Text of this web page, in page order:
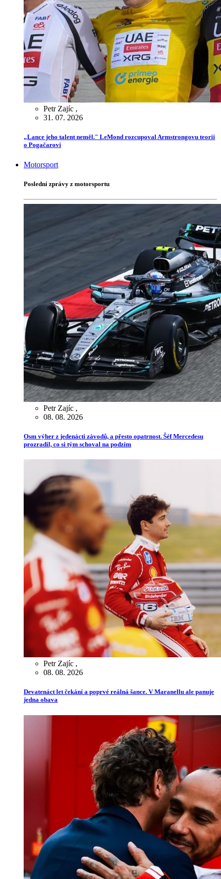
Petr Zajíc ,
31. 07. 2026
„Lance jeho talent neměl." LeMond rozcupoval Armstrongovu teorii
o Pogačarovi
Motorsport
Poslední zprávy z motorsportu
Petr Zajíc ,
08. 08. 2026
Osm výher z jedenácti závodů, a přesto opatrnost. Šéf Mercedesu
prozradil, co si tým schoval na podzim
Petr Zajíc ,
08. 08. 2026
Devatenáct let čekání a poprvé reálná šance. V Maranellu ale panuje
jedna obava